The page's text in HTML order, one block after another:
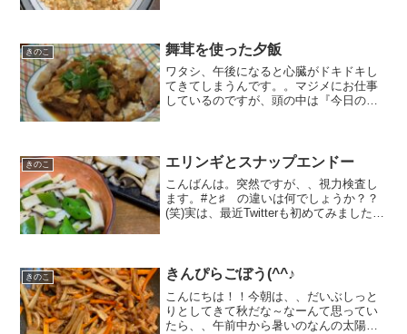
のお詫びにと、、、お昼ご...
きのこ 舞茸を使った夕飯
ワタシ、午後になると心臓がドキドキし
てきてしまうんです。。マジメにお仕事
しているのですが、頭の中は『今日の夕
った肉 冷凍庫に入れっ...
きのこ エリンギとスナップエンドー
こんばんは。突然ですが、、視力検査し
ます。#と♯ の違いは何でしょうか？？
(笑)実は、最近Twitterも初めてみました。
きのこ きんぴらごぼう(^^♪
こんにちは！！今朝は、、だいぶしっと
りとしてきて秋だな～なーんて思ってい
たら、、午前中から暑いのなんの太陽が